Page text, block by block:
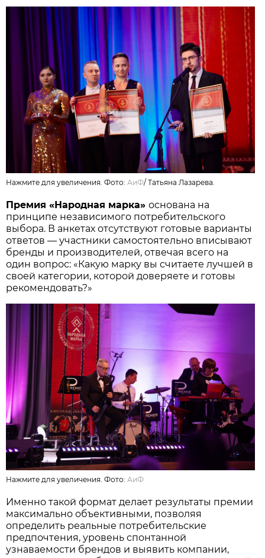
Нажмите для увеличения. Фото:АиФ/Татьяна Лазарева.
Премия «Народная марка»основана на
принципе независимого потребительского
выбора. В анкетах отсутствуют готовые варианты
ответов — участники самостоятельно вписывают
бренды и производителей, отвечая всего на
один вопрос: «Какую марку вы считаете лучшей в
своей категории, которой доверяете и готовы
рекомендовать?»
Нажмите для увеличения. Фото:АиФ
Именно такой формат делает результаты премии
максимально объективными, позволяя
определить реальные потребительские
предпочтения, уровень спонтанной
узнаваемости брендов и выявить компании,